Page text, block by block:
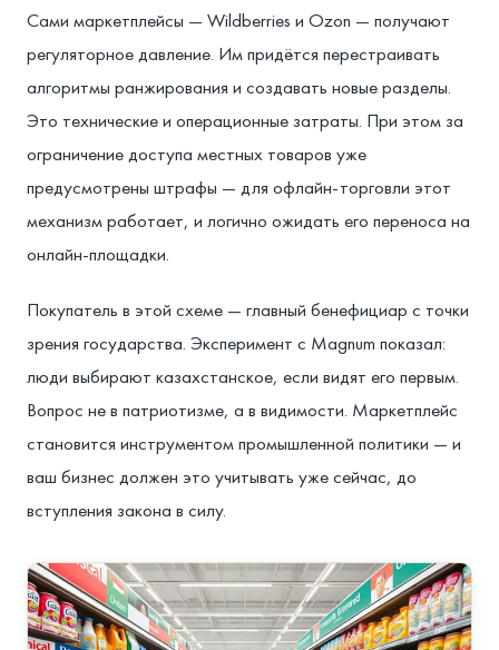
Сами маркетплейсы — Wildberries и Ozon — получают
регуляторное давление. Им придётся перестраивать
алгоритмы ранжирования и создавать новые разделы.
Это технические и операционные затраты. При этом за
ограничение доступа местных товаров уже
предусмотрены штрафы — для офлайн-торговли этот
механизм работает, и логично ожидать его переноса на
онлайн-площадки.
Покупатель в этой схеме — главный бенефициар с точки
зрения государства. Эксперимент с Magnum показал:
люди выбирают казахстанское, если видят его первым.
Вопрос не в патриотизме, а в видимости. Маркетплейс
становится инструментом промышленной политики — и
ваш бизнес должен это учитывать уже сейчас, до
вступления закона в силу.